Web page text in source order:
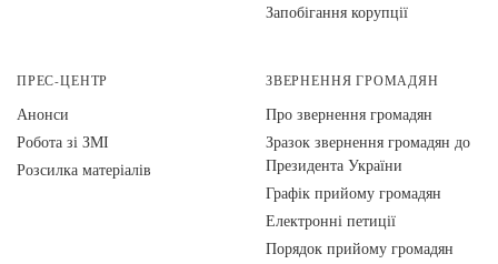
Запобігання корупції
ПРЕС-ЦЕНТР
Анонси
Робота зі ЗМІ
Розсилка матеріалів
ЗВЕРНЕННЯ ГРОМАДЯН
Про звернення громадян
Зразок звернення громадян до
Президента України
Графік прийому громадян
Електронні петиції
Порядок прийому громадян